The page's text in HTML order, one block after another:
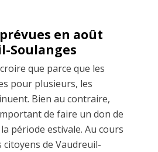
en août
Soulanges
que parce que les
pour plusieurs, les
Bien au contraire,
de faire un don de
période estivale. Au cours
de Vaudreuil-